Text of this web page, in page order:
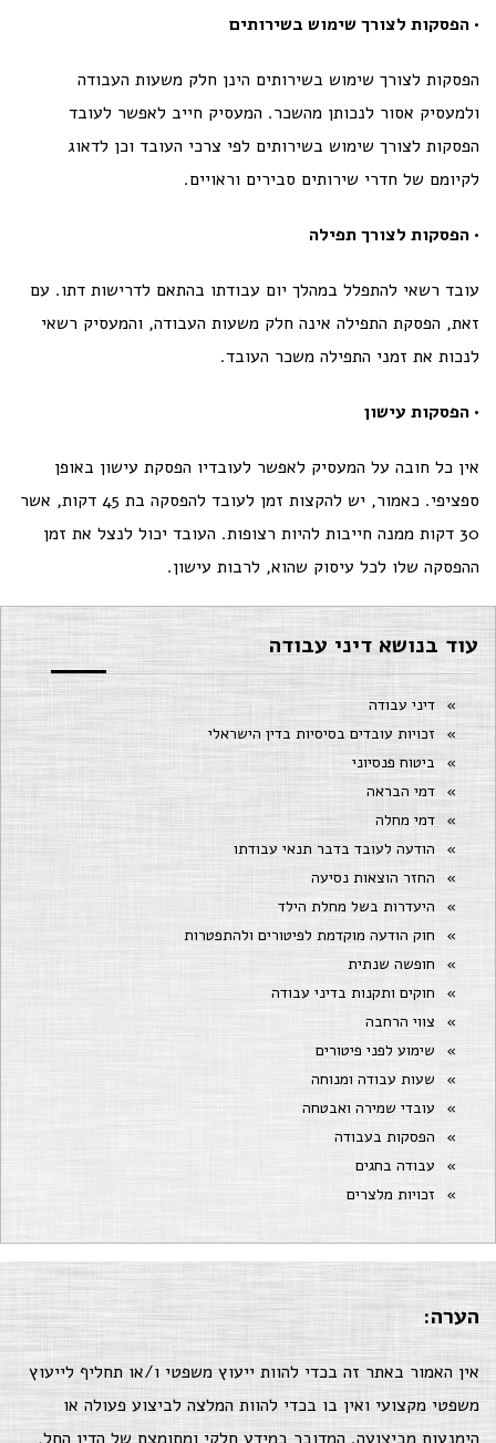
• הפסקות לצורך שימוש בשירותים
הפסקות לצורך שימוש בשירותים הינן חלק משעות העבודה
ולמעסיק אסור לנכותן מהשכר. המעסיק חייב לאפשר לעובד
הפסקות לצורך שימוש בשירותים לפי צרכי העובד וכן לדאוג
לקיומם של חדרי שירותים סבירים וראויים.
• הפסקות לצורך תפילה
עובד רשאי להתפלל במהלך יום עבודתו בהתאם לדרישות דתו. עם
זאת, הפסקת התפילה אינה חלק משעות העבודה, והמעסיק רשאי
לנכות את זמני התפילה משכר העובד.
• הפסקות עישון
אין כל חובה על המעסיק לאפשר לעובדיו הפסקת עישון באופן
ספציפי. כאמור, יש להקצות זמן לעובד להפסקה בת 45 דקות, אשר
30 דקות ממנה חייבות להיות רצופות. העובד יכול לנצל את זמן
ההפסקה שלו לכל עיסוק שהוא, לרבות עישון.
עוד בנושא דיני עבודה
דיני עבודה
זכויות עובדים בסיסיות בדין הישראלי
ביטוח פנסיוני
דמי הבראה
דמי מחלה
הודעה לעובד בדבר תנאי עבודתו
החזר הוצאות נסיעה
היעדרות בשל מחלת הילד
חוק הודעה מוקדמת לפיטורים ולהתפטרות
חופשה שנתית
חוקים ותקנות בדיני עבודה
צווי הרחבה
שימוע לפני פיטורים
שעות עבודה ומנוחה
עובדי שמירה ואבטחה
הפסקות בעבודה
עבודה בחגים
זכויות מלצרים
הערה:
אין האמור באתר זה בכדי להוות ייעוץ משפטי ו/או תחליף לייעוץ
משפטי מקצועי ואין בו בכדי להוות המלצה לביצוע פעולה או